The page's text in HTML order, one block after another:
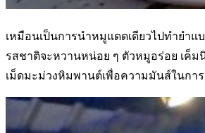
เหมือนเป็นการนำหมูแดดเดียวไปทำยำแ
รสชาติจะหวานหน่อย ๆ ตัวหมูอร่อย เค็ม
เม็ดมะม่วงหิมพานต์เพื่อความมันส์ในการ